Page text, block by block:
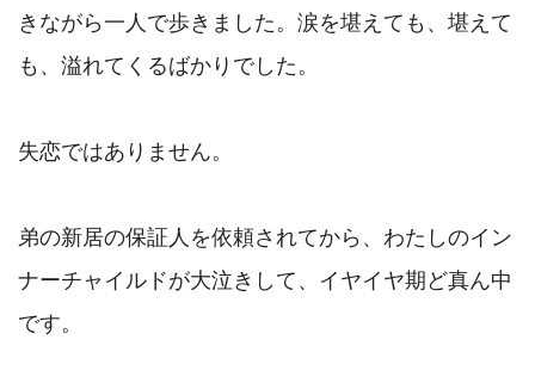
きながら一人で歩きました。涙を堪えても、堪えて
も、溢れてくるばかりでした。
失恋ではありません。
弟の新居の保証人を依頼されてから、わたしのイン
ナーチャイルドが大泣きして、イヤイヤ期ど真ん中
です。